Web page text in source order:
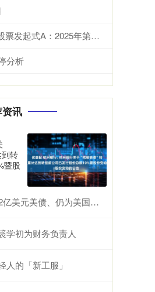
创元网 国寿安保品质消费股票发起式A：2025年第二季度利润129万元 净值增长率14%
分析
讯
到转
暨股
为美国第三大债主 日本、英国增持
学初为财务负责人
人的「新工服」